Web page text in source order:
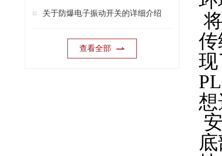
关于防爆电子振动开关的详细介绍
查看全部